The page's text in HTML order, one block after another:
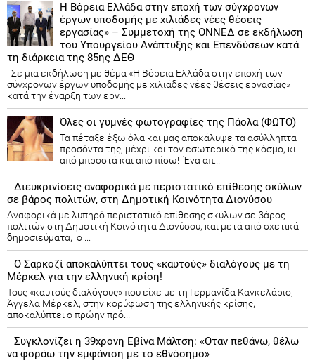
Η Βόρεια Ελλάδα στην εποχή των σύγχρονων
έργων υποδομής με χιλιάδες νέες θέσεις
εργασίας» – Συμμετοχή της ΟΝΝΕΔ σε εκδήλωση
του Υπουργείου Ανάπτυξης και Επενδύσεων κατά
τη διάρκεια της 85ης ΔΕΘ
Σε μια εκδήλωση με θέμα «Η Βόρεια Ελλάδα στην εποχή των
σύγχρονων έργων υποδομής με χιλιάδες νέες θέσεις εργασίας»
κατά την έναρξη των εργ...
Όλες οι γυμνές φωτογραφίες της Πάολα (ΦΩΤΟ)
Τα πέταξε έξω όλα και μας αποκάλυψε τα ασύλληπτα
προσόντα της, μέχρι και τον εσωτερικό της κόσμο, κι
από μπροστά και από πίσω! Ένα απ...
Διευκρινίσεις αναφορικά με περιστατικό επίθεσης σκύλων
σε βάρος πολιτών, στη Δημοτική Κοινότητα Διονύσου
Αναφορικά με λυπηρό περιστατικό επίθεσης σκύλων σε βάρος
πολιτών στη Δημοτική Κοινότητα Διονύσου, και μετά από σχετικά
δημοσιεύματα, ο ...
Ο Σαρκοζί αποκαλύπτει τους «καυτούς» διαλόγους με τη
Μέρκελ για την ελληνική κρίση!
Τους «καυτούς διαλόγους» που είχε με τη Γερμανίδα Καγκελάριο,
Άγγελα Μέρκελ, στην κορύφωση της ελληνικής κρίσης,
αποκαλύπτει ο πρώην πρό...
Συγκλονίζει η 39χρονη Εβίνα Μάλτση: «Οταν πεθάνω, θέλω
να φοράω την εμφάνιση με το εθνόσημο»